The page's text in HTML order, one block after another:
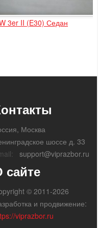
3er II (E30) Седан
Москва
шоссе д. 33
support@viprazbor.ru
сайте
© 2011-2026
и продвижение:
viprazbor.ru